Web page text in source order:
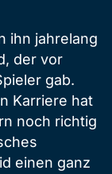
ihn jahrelang
der vor
gab.
Karriere hat
noch richtig
einen ganz